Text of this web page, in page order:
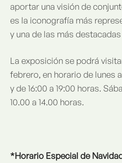
aportar una visión de
es la iconografía más
y una de las más
La exposición se podrá
febrero, en horario de lunes
y de 16:00 a 19:00 horas.
10.00 a 14.00 horas.
*Horario Especial de